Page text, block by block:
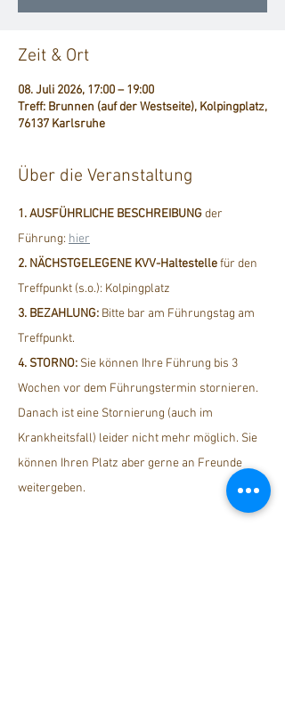
Zeit & Ort
08. Juli 2026, 17:00 – 19:00
Treff: Brunnen (auf der Westseite), Kolpingplatz,
76137 Karlsruhe
Über die Veranstaltung
1. AUSFÜHRLICHE BESCHREIBUNG der
Führung: hier
2. NÄCHSTGELEGENE KVV-Haltestelle für den
Treffpunkt (s.o.): Kolpingplatz
3. BEZAHLUNG: Bitte bar am Führungstag am
Treffpunkt.
4. STORNO: Sie können Ihre Führung bis 3
Wochen vor dem Führungstermin stornieren.
Danach ist eine Stornierung (auch im
Krankheitsfall) leider nicht mehr möglich. Sie
können Ihren Platz aber gerne an Freunde
weitergeben.